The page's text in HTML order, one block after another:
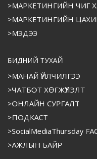
>МАРКЕТИНГИЙН ЧИГ
>МАРКЕТИНГИЙН
>МЭДЭЭ
БИДНИЙ ТУХАЙ
>МАНАЙ ҮЙЛЧИЛГЭЭ
>ЧАТБОТ ХӨГЖҮҮЛЭЛТ
>ОНЛАЙН СУРГАЛТ
>ПОДКАСТ
>SocialMediaThursday
>АЖЛЫН БАЙР